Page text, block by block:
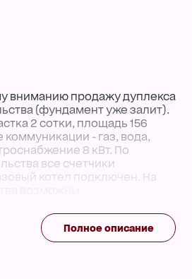
вниманию продажу дуплекса
(фундамент уже залит).
2 сотки, площадь 156
коммуникации - газ, вода,
8 кВт. По
все счетчики
котел подключен. На
в эксплуатацию 2 года от
Фундаменты
блоков, стены газосиликат
Полное описание